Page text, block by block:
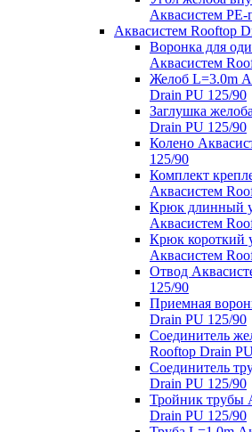
Аквасистем PE-
Аквасистем Rooftop
Воронка для
Аквасистем
Желоб L=3.0m
Drain PU 125/90
Заглушка
Drain PU 125/90
Колено
125/90
Комплект
Аквасистем
Крюк длинный
Аквасистем
Крюк короткий
Аквасистем
Отвод
125/90
Приемная
Drain PU 125/90
Соединитель
Rooftop Drain
Соединитель
Drain PU 125/90
Тройник трубы
Drain PU 125/90